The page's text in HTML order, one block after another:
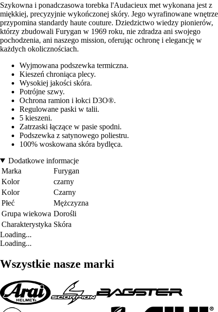
Szykowna i ponadczasowa torebka l'Audacieux met wykonana jest z
miękkiej, precyzyjnie wykończonej skóry. Jego wyrafinowane wnętrze
przypomina standardy haute couture. Dziedzictwo wiedzy pionierów,
którzy zbudowali Furygan w 1969 roku, nie zdradza ani swojego
pochodzenia, ani naszego mission, oferując ochronę i elegancję w
każdych okolicznościach.
Wyjmowana podszewka termiczna.
Kieszeń chroniąca plecy.
Wysokiej jakości skóra.
Potrójne szwy.
Ochrona ramion i łokci D3O®.
Regulowane paski w talii.
5 kieszeni.
Zatrzaski łączące w pasie spodni.
Podszewka z satynowego poliestru.
100% woskowana skóra bydlęca.
Dodatkowe informacje
Marka
Furygan
Kolor
czarny
Kolor
Czarny
Płeć
Mężczyzna
Grupa wiekowa Dorośli
Charakterystyka Skóra
Loading...
Loading...
Wszystkie nasze marki